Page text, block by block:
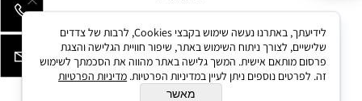
לידיעתך, באתרנו נעשה שימוש בקבצי Cookies, לרבות של צדדים
שלישיים, לצורך ניתוח השימוש באתר, שיפור חוויית הגלישה והצגת
פרסום מותאם אישית. המשך גלישה באתר מהווה את הסכמתך לשימוש
זה. לפרטים נוספים ניתן לעיין במדיניות הפרטיות. מדיניות הפרטיות
מאשר